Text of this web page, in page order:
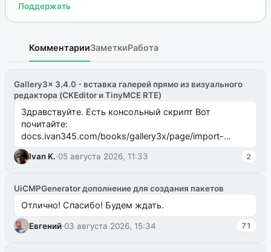
Поддержать
КомментарииЗаметкиРабота
Gallery3x 3.4.0 - вставка галерей прямо из визуального
редактора (CKEditor и TinyMCE RTE)
Здравствуйте. Есть консольный скрипт Вот
почитайте:
docs.ivan345.com/books/gallery3x/page/import-
ms2galleryphp
Ivan K.·05 августа 2026, 11:33 2
UiCMPGenerator дополнение для создания пакетов
Отлично! Спасибо! Будем ждать.
Евгений·03 августа 2026, 15:34 71